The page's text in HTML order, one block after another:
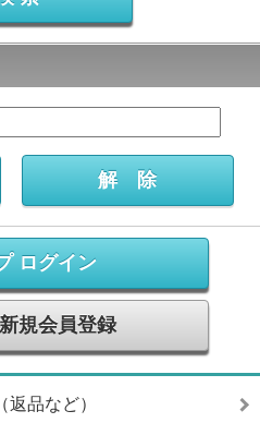
ログイン
規会員登録
品など）